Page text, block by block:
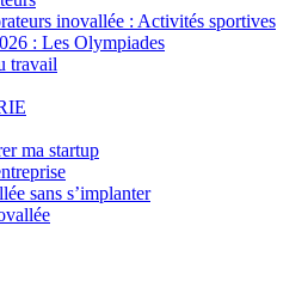
inovallée : Activités sportives
: Les Olympiades
travail
ma startup
sans s’implanter